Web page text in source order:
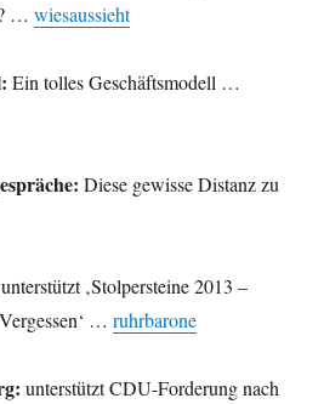
…wiesaussieht
Ein tolles Geschäftsmodell …
Diese gewisse Distanz zu
unterstützt ‚Stolpersteine 2013 –
…ruhrbarone
unterstützt CDU-Forderung nach